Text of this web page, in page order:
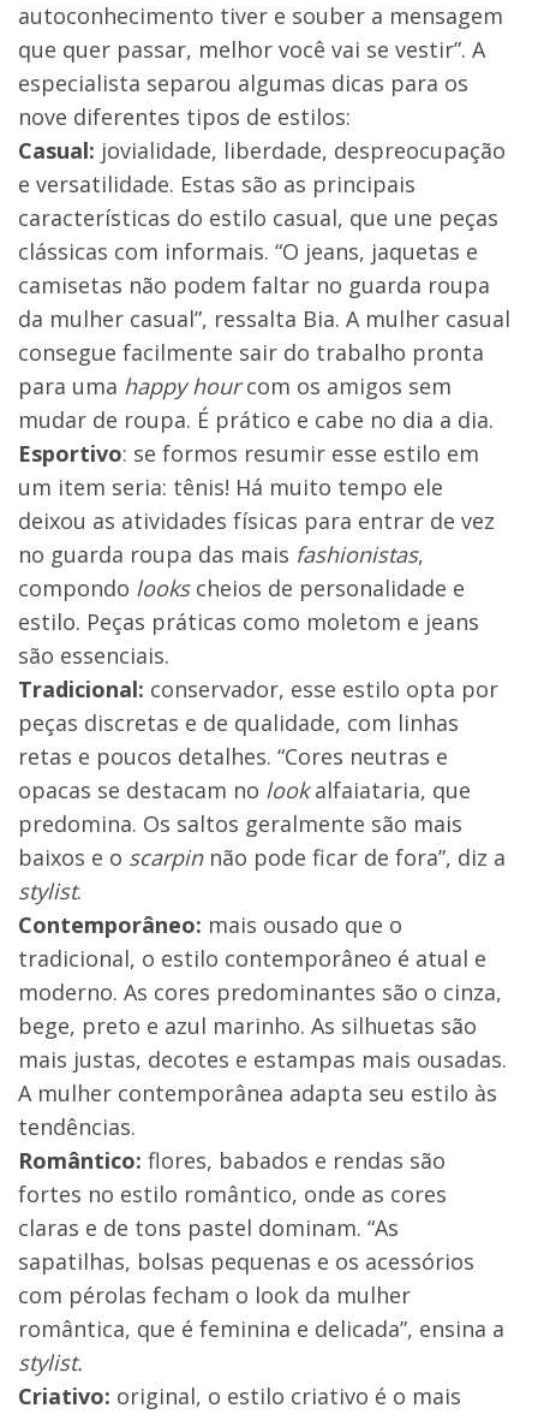
autoconhecimento tiver e souber a mensagem
que quer passar, melhor você vai se vestir”. A
especialista separou algumas dicas para os
nove diferentes tipos de estilos:
Casual: jovialidade, liberdade, despreocupação
e versatilidade. Estas são as principais
características do estilo casual, que une peças
clássicas com informais. “O jeans, jaquetas e
camisetas não podem faltar no guarda roupa
da mulher casual”, ressalta Bia. A mulher casual
consegue facilmente sair do trabalho pronta
para uma happy hourcom os amigos sem
mudar de roupa. É prático e cabe no dia a dia.
Esportivo: se formos resumir esse estilo em
um item seria: tênis! Há muito tempo ele
deixou as atividades físicas para entrar de vez
no guarda roupa das mais fashionistas,
compondo lookscheios de personalidade e
estilo. Peças práticas como moletom e jeans
são essenciais.
Tradicional: conservador, esse estilo opta por
peças discretas e de qualidade, com linhas
retas e poucos detalhes. “Cores neutras e
opacas se destacam no lookalfaiataria, que
predomina. Os saltos geralmente são mais
baixos e o scarpinnão pode ficar de fora”, diz a
stylist.
Contemporâneo: mais ousado que o
tradicional, o estilo contemporâneo é atual e
moderno. As cores predominantes são o cinza,
bege, preto e azul marinho. As silhuetas são
mais justas, decotes e estampas mais ousadas.
A mulher contemporânea adapta seu estilo às
tendências.
Romântico: flores, babados e rendas são
fortes no estilo romântico, onde as cores
claras e de tons pastel dominam. “As
sapatilhas, bolsas pequenas e os acessórios
com pérolas fecham o look da mulher
romântica, que é feminina e delicada”, ensina a
stylist.
Criativo: original, o estilo criativo é o mais